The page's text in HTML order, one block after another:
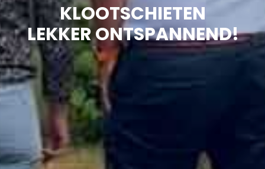
KLOOTSCHIETEN
LEKKER ONTSPANNEND!